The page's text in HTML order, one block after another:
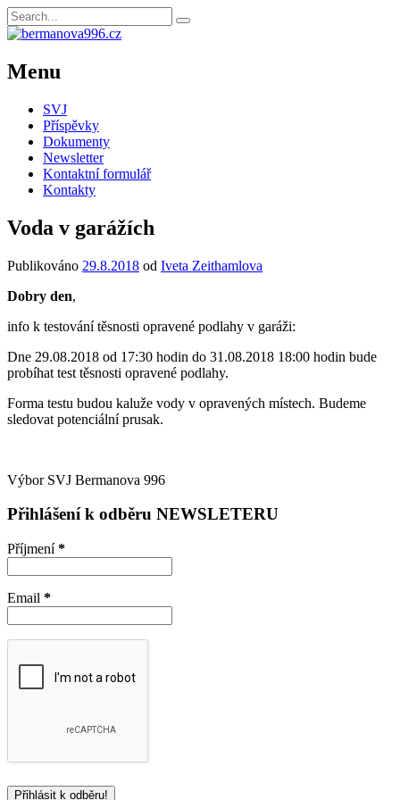
Menu
SVJ
Příspěvky
Dokumenty
Newsletter
Kontaktní formulář
Kontakty
Voda v garážích
Publikováno 29.8.2018 od Iveta Zeithamlova
Dobry den,
info k testování těsnosti opravené podlahy v garáži:
Dne 29.08.2018 od 17:30 hodin do 31 .08.2018 18:00 hodin bude
probíhat test těsnosti opravené podlahy.
Forma testu budou kaluže vody v opravených místech. Budeme
sledovat potenciální prusak.
Výbor SVJ Bermanova 996
Přihlášení k odběru NEWSLETERU
Příjmení*
Email *